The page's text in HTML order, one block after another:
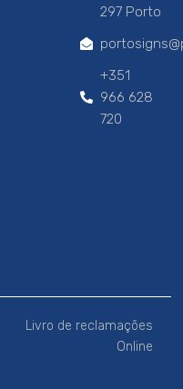
297 Porto
+351
966 628
720
Livro de reclamações
Online